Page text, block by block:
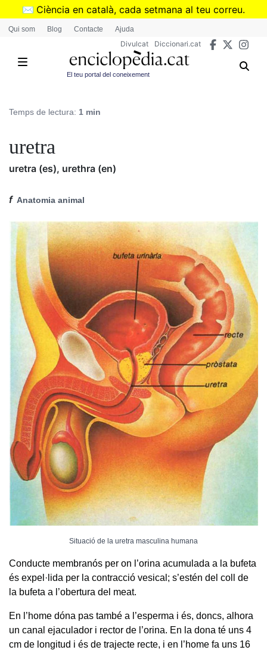
Vés
✉️ Ciència en català, cada setmana al teu correu.
➜Subscriu-te al butlletí de Divulcat
Qui som Blog Contacte Ajuda
Divulcat Diccionari.cat
El teu portal del coneixement
Temps de lectura: 1 min
uretra
uretra (es), urethra (en)
f Anatomia animal
Situació de la uretra masculina humana
Conducte membranós per on l’orina acumulada a la bufeta
és expel·lida per la contracció vesical; s’estén del coll de
la bufeta a l’obertura del meat.
En l’home dóna pas també a l’esperma i és, doncs, alhora
un canal ejaculador i rector de l’orina. En la dona té uns 4
cm de longitud i és de trajecte recte, i en l’home fa uns 16